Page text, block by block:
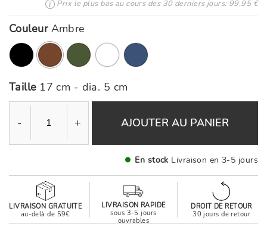
Prix le plus bas au cours des 30 derniers jours: 99,95 €
Couleur Ambre
ont été sélectionnés
Taille 17 cm - dia. 5 cm
- + AJOUTER AU PANIER
En stock Livraison en 3-5 jours
LIVRAISON GRATUITE
au-delà de 59€
LIVRAISON RAPIDE
sous 3-5 jours
ouvrables
DROIT DE RETOUR
30 jours de retour